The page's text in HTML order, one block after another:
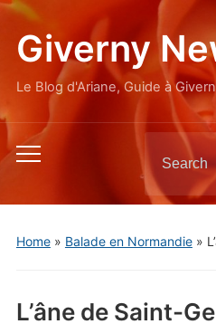
Giverny
Le Blog d'Ariane, Guide à
Toggle
menu
Search
for:
Home» Balade en Normandie»
L’âne de Saint-